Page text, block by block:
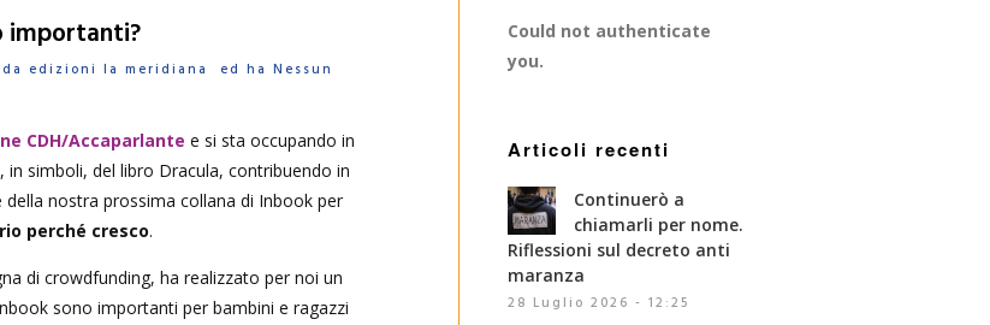
importanti?
edizioni la meridiana ed ha Nessun
CDH/Accaparlante e si sta occupando in
simboli, del libro Dracula, contribuendo in
nostra prossima collana di Inbook per
perché cresco.
di crowdfunding, ha realizzato per noi un
sono importanti per bambini e ragazzi
Could not authenticate
you.
Articoli recenti
Continuerò a
chiamarli per nome.
Riflessioni sul decreto anti
maranza
28 Luglio 2026 - 12:25